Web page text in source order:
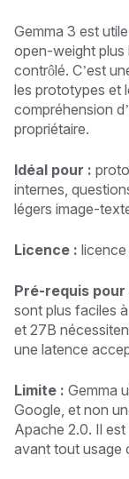
Gemma 3 est
open-weight plus
contrôlé. C’est
les prototypes et
compréhension
propriétaire.
Idéal pour :
internes,
légers image-
Licence : licence
Pré-requis
sont plus faciles
et 27B
une latence
Limite : Gemma
Google, et non
Apache 2.0. Il
avant tout usage